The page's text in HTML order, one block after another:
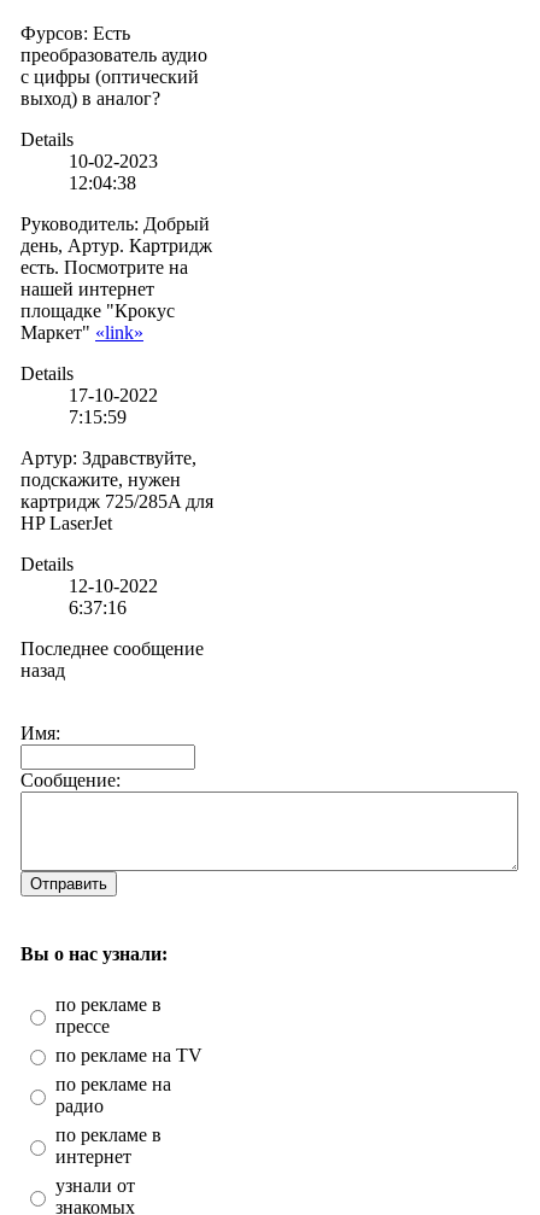
Фурсов: Есть
преобразователь аудио
с цифры (оптический
выход) в аналог?
Details
10-02-2023
12:04:38
Руководитель: Добрый
день, Артур. Картридж
есть. Посмотрите на
нашей интернет
площадке "Крокус
Маркет" «link»
Details
17-10-2022
7:15:59
Артур: Здравствуйте,
подскажите, нужен
картридж 725/285A для
HP LaserJet
Details
12-10-2022
6:37:16
Последнее сообщение
назад
Имя:
Сообщение:
Отправить
Вы о нас узнали:
по рекламе в
прессе
по рекламе на TV
по рекламе на
радио
по рекламе в
интернет
узнали от
знакомых